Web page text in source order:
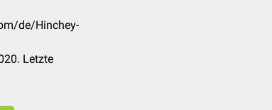
de/Hinchey-
Letzte